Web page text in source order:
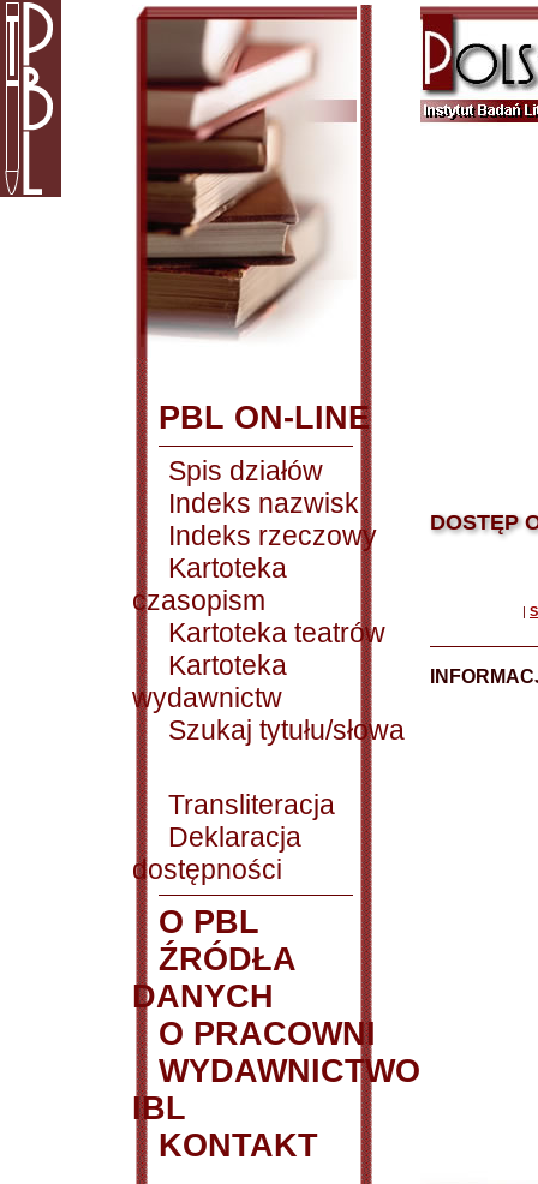
PBL ON-LINE
Spis działów
Indeks nazwisk
Indeks rzeczowy
Kartoteka
czasopism
Kartoteka teatrów
Kartoteka
wydawnictw
Szukaj tytułu/słowa
Transliteracja
Deklaracja
dostępności
O PBL
ŹRÓDŁA
DANYCH
O PRACOWNI
WYDAWNICTWO
IBL
KONTAKT
DOSTĘP
|